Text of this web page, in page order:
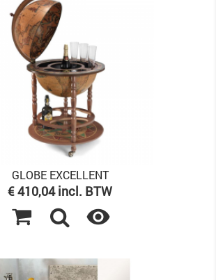
GLOBE EXCELLENT
Prijs
€ 410,04 incl. BTW
